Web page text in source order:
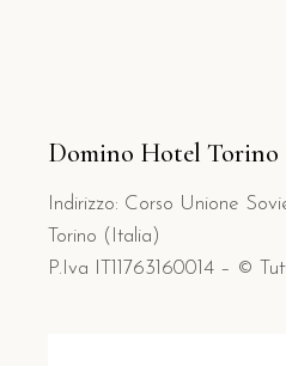
Domino Hotel Torino
Indirizzo: Corso Unione
Torino (Italia)
P.Iva IT11763160014 – ©